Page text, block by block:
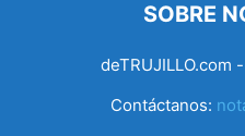
SOBRE
deTRUJILLO.com
Contáctanos: